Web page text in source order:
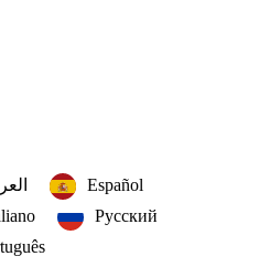
Español
Русский